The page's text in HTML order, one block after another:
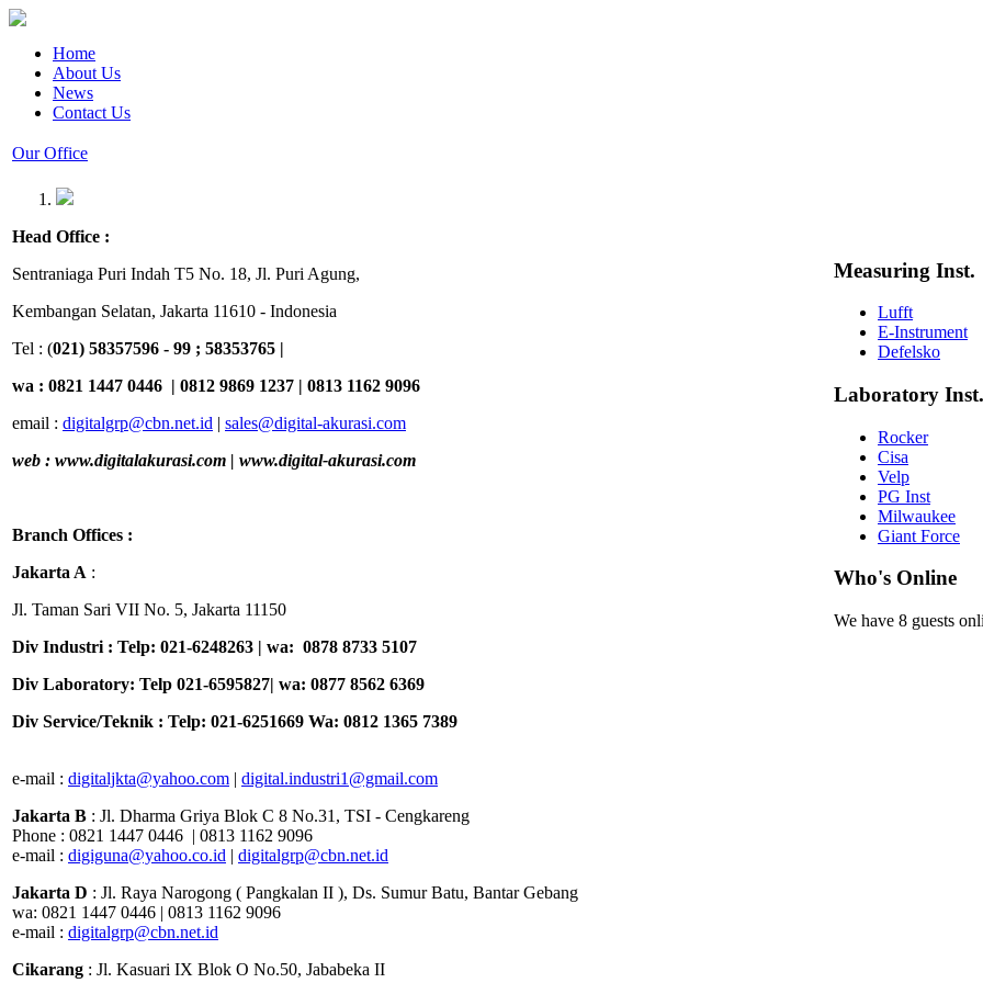
Home
About Us
News
Contact Us
Our Office
Head Office :
Sentraniaga Puri Indah T5 No. 18, Jl. Puri Agung,
Kembangan Selatan, Jakarta 11610 - Indonesia
Tel : (021) 58357596 - 99 ; 58353765 |
wa : 0821 1447 0446 | 0812 9869 1237 | 0813 1162 9096
email : digitalgrp@cbn.net.id | sales@digital-akurasi.com
web : www.digitalakurasi.com | www.digital-akurasi.com
Branch Offices :
Jakarta A :
Jl. Taman Sari VII No. 5, Jakarta 11150
Div Industri : Telp: 021-6248263 | wa: 0878 8733 5107
Div Laboratory: Telp 021-6595827| wa: 0877 8562 6369
Div Service/Teknik : Telp: 021-6251669 Wa: 0812 1365 7389
e-mail : digitaljkta@yahoo.com | digital.industri1@gmail.com
Jakarta B : Jl. Dharma Griya Blok C 8 No.31, TSI - Cengkareng
Phone : 0821 1447 0446 | 0813 1162 9096
e-mail : digiguna@yahoo.co.id | digitalgrp@cbn.net.id
Jakarta D : Jl. Raya Narogong ( Pangkalan II ), Ds. Sumur Batu, Bantar Gebang
wa: 0821 1447 0446 | 0813 1162 9096
e-mail : digitalgrp@cbn.net.id
Cikarang : Jl. Kasuari IX Blok O No.50, Jababeka II
Measuring Inst.
Lufft
E-Instrument
Defelsko
Laboratory Inst.
Rocker
Cisa
Velp
PG Inst
Milwaukee
Giant Force
Who's Online
We have 8 guests